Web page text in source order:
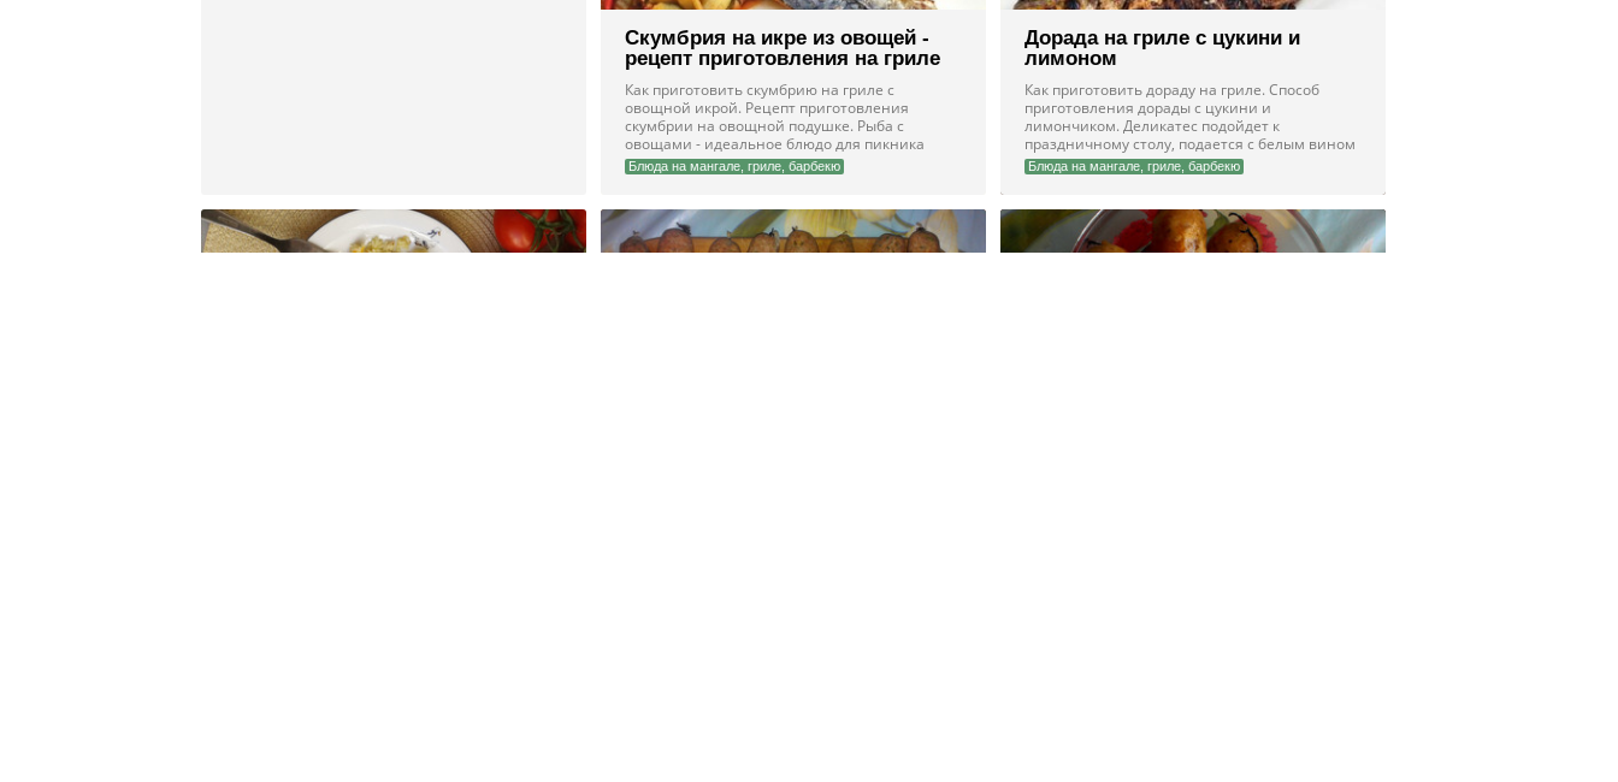
Скумбрия на икре из овощей -
рецепт приготовления на гриле
Как приготовить скумбрию на гриле с
овощной икрой. Рецепт приготовления
скумбрии на овощной подушке. Рыба с
овощами - идеальное блюдо для пикника
Блюда на мангале, гриле, барбекю
Дорада на гриле с цукини и
лимоном
Как приготовить дораду на гриле. Способ
приготовления дорады с цукини и
лимончиком. Деликатес подойдет к
праздничному столу, подается с белым вином
Блюда на мангале, гриле, барбекю